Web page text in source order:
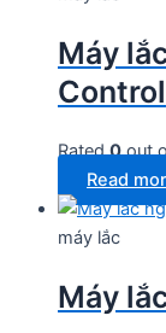
Máy
Control
Rated0out
Read
máy lắc
Máy